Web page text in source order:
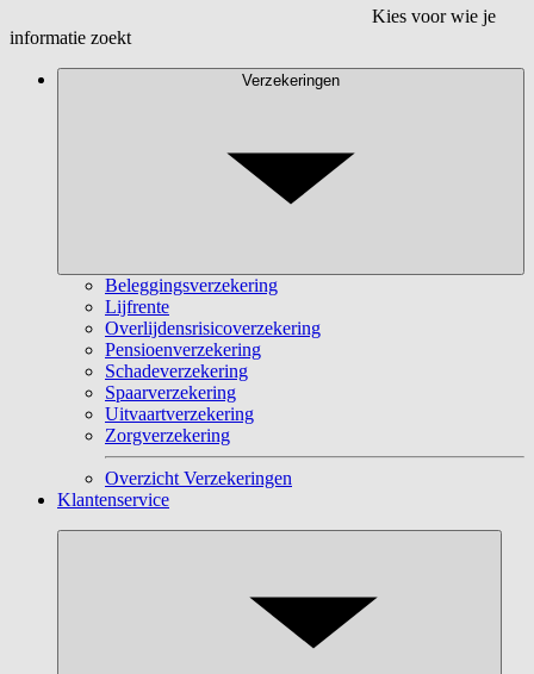
Kies voor wie je
informatie zoekt
Verzekeringen
Beleggingsverzekering
Lijfrente
Overlijdensrisicoverzekering
Pensioenverzekering
Schadeverzekering
Spaarverzekering
Uitvaartverzekering
Zorgverzekering
Overzicht Verzekeringen
Klantenservice